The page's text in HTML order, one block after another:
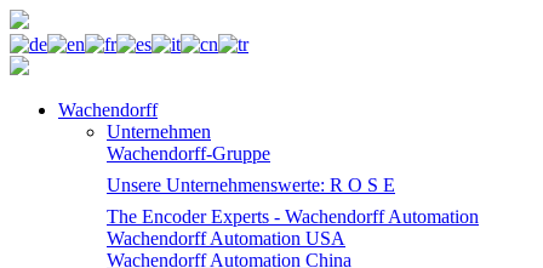
Wachendorff
Unternehmen
Wachendorff-Gruppe
Unsere Unternehmenswerte: R O S E
The Encoder Experts - Wachendorff Automation
Wachendorff Automation USA
Wachendorff Automation China